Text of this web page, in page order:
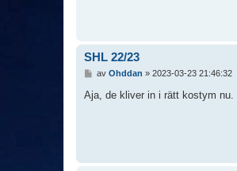
SHL 22/23
l
av Ohddan » 2023-03-23 21:46:32
Aja, de kliver in i rätt kostym nu.